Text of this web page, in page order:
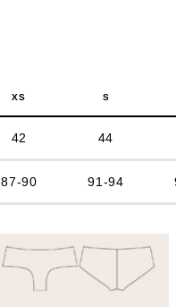
XS S
42 44
87-90 91-94